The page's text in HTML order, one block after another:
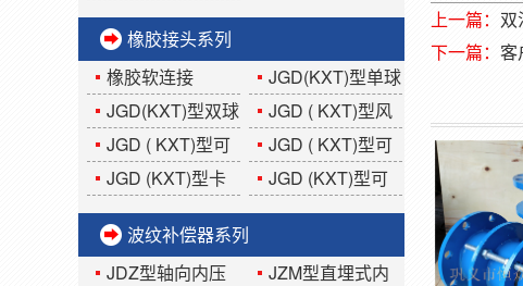
法兰传力接头
型单法兰传力接头
橡胶接头系列
橡胶软连接
JGD(KXT)型单球
体可曲挠橡胶接头
JGD(KXT)型双球
体可曲挠橡胶接头
JGD ( KXT)型风
机盘管橡胶接头
JGD ( KXT)型可
曲挠偏心异径橡胶
接头
JGD ( KXT)型可
曲挠同心异径橡胶
接头
JGD (KXT)型卡
箍式橡胶接头
JGD (KXT)型可
曲挠90°橡胶弯头
波纹补偿器系列
JDZ型轴向内压
JZM型直埋式内
上一篇： 双
下一篇： 客